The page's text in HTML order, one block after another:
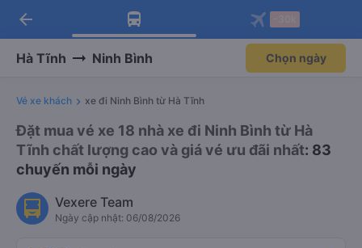
Tải app Vexere ngay!
Nhận ưu đãi thành viên độc
Mở app
Tải app Vexere
-30k/ghế khi đặt vé máy bay qua
Mở app
arrow_back
Hà Tĩnh Ninh Bình Chọn ngày
Vé xe khách xe đi Ninh Bình từ Hà Tĩnh
Đặt mua vé xe 18 nhà xe đi Ninh Bình từ Hà
Tĩnh chất lượng cao và giá vé ưu đãi nhất: 83
chuyến mỗi ngày
Vexere Team
Ngày cập nhật: 06/08/2026